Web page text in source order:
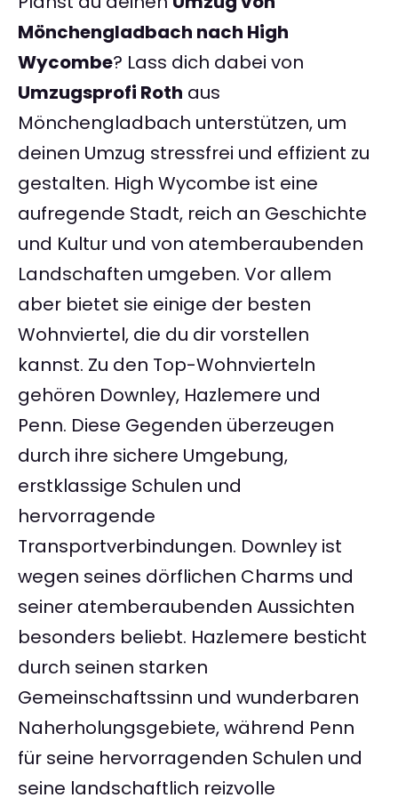
Mönchengladbach nach High
Wycombe? Lass dich dabei von
Umzugsprofi Roth aus
Mönchengladbach unterstützen, um
deinen Umzug stressfrei und effizient zu
gestalten. High Wycombe ist eine
aufregende Stadt, reich an Geschichte
und Kultur und von atemberaubenden
Landschaften umgeben. Vor allem
aber bietet sie einige der besten
Wohnviertel, die du dir vorstellen
kannst. Zu den Top-Wohnvierteln
gehören Downley, Hazlemere und
Penn. Diese Gegenden überzeugen
durch ihre sichere Umgebung,
erstklassige Schulen und
hervorragende
Transportverbindungen. Downley ist
wegen seines dörflichen Charms und
seiner atemberaubenden Aussichten
besonders beliebt. Hazlemere besticht
durch seinen starken
Gemeinschaftssinn und wunderbaren
Naherholungsgebiete, während Penn
für seine hervorragenden Schulen und
seine landschaftlich reizvolle